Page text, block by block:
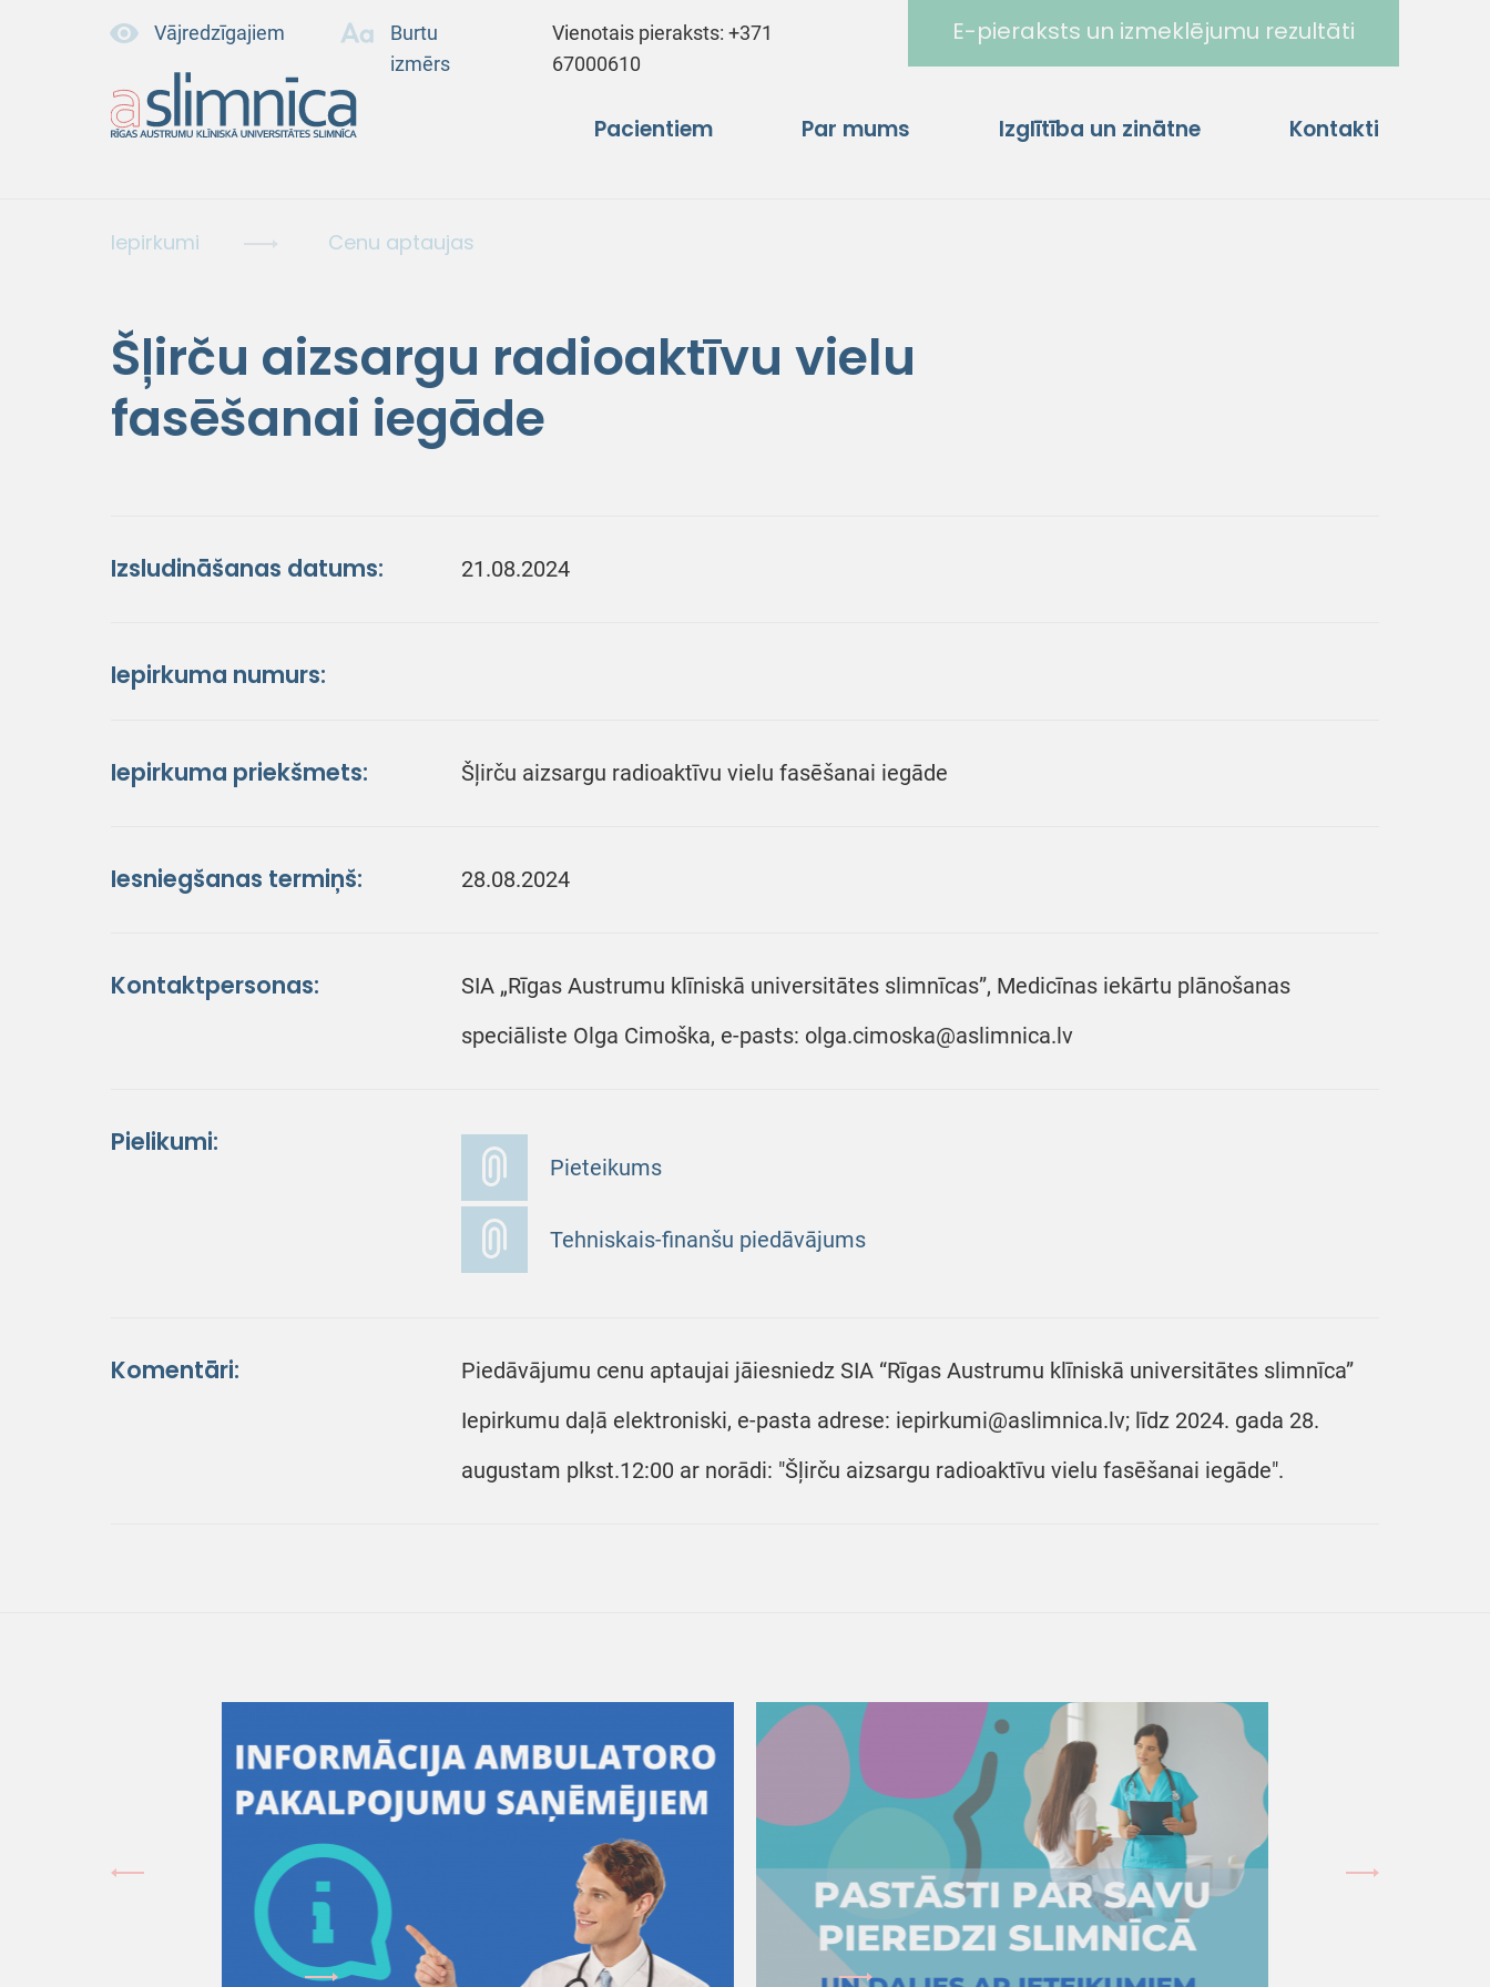
Vājredzīgajiem
Burtu
izmērs
Vienotais pieraksts:+371
67000610
E-pieraksts un izmeklējumu rezultāti
Pacientiem Par mums Izglītība un zinātne Kontakti
Iepirkumi Cenu aptaujas
Šļirču aizsargu radioaktīvu vielu
fasēšanai iegāde
Izsludināšanas datums: 21.08.2024
Iepirkuma numurs:
Iepirkuma priekšmets: Šļirču aizsargu radioaktīvu vielu fasēšanai iegāde
Iesniegšanas termiņš: 28.08.2024
Kontaktpersonas:
SIA „Rīgas Austrumu klīniskā universitātes slimnīcas”, Medicīnas iekārtu plānošanas
speciāliste Olga Cimoška, e-pasts: olga.cimoska@aslimnica.lv
Pielikumi:
Pieteikums
Tehniskais-finanšu piedāvājums
Komentāri:
Piedāvājumu cenu aptaujai jāiesniedz SIA “Rīgas Austrumu klīniskā universitātes slimnīca”
Iepirkumu daļā elektroniski, e-pasta adrese: iepirkumi@aslimnica.lv; līdz 2024. gada 28.
augustam plkst.12:00 ar norādi: "Šļirču aizsargu radioaktīvu vielu fasēšanai iegāde".